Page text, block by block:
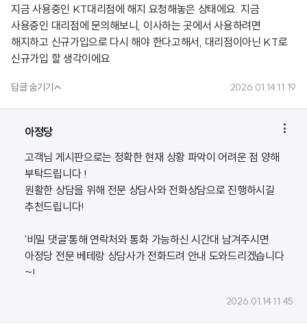
지금 사용중인 KT대리점에 해지 요청해놓은 상태에요. 지금
사용중인 대리점에 문의해보니, 이사하는 곳에서 사용하려면
해지하고 신규가입으로 다시 해야 한다고해서, 대리점이아닌 KT로
신규가입 할 생각이에요
답글 숨기기 2026.01.14 11:19
아정당 
고객님 게시판으로는 정확한 현재 상황 파악이 어려운 점 양해
부탁드립니다 !
원활한 상담을 위해 전문 상담사와 전화상담으로 진행하시길
추천드립니다!
'비밀 댓글'통해 연락처와 통화 가능하신 시간대 남겨주시면
아정당 전문 베테랑 상담사가 전화드려 안내 도와드리겠습니다
~!
2026.01.14 11:45